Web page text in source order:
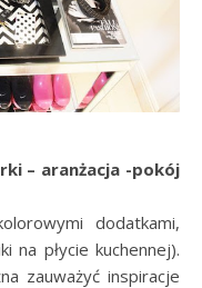
– aranżacja -pokój
dodatkami,
na płycie kuchennej).
zauważyć inspiracje